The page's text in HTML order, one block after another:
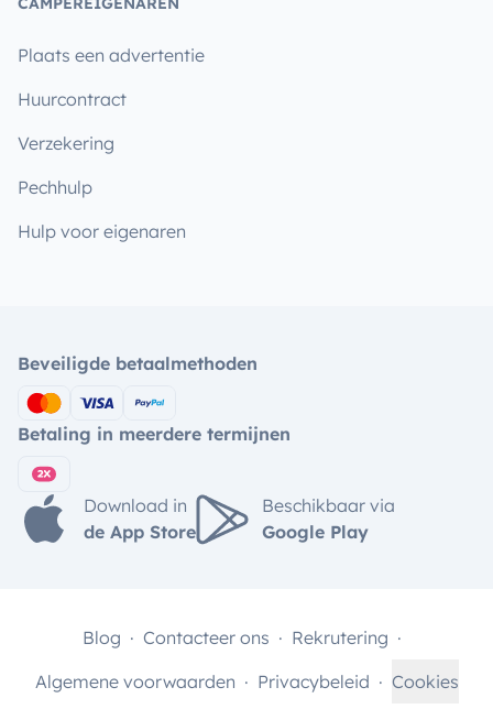
Plaats een advertentie
Huurcontract
Verzekering
Pechhulp
Hulp voor eigenaren
Beveiligde betaalmethoden
Betaling in meerdere termijnen
Download in
de App Store
Beschikbaar via
Google Play
Blog Contacteer ons
Rekrutering
Algemene voorwaarden
Privacybeleid Cookies